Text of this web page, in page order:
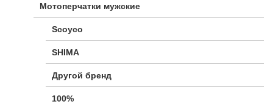
Мотоперчатки мужские
Scoyco
SHIMA
Другой бренд
100%